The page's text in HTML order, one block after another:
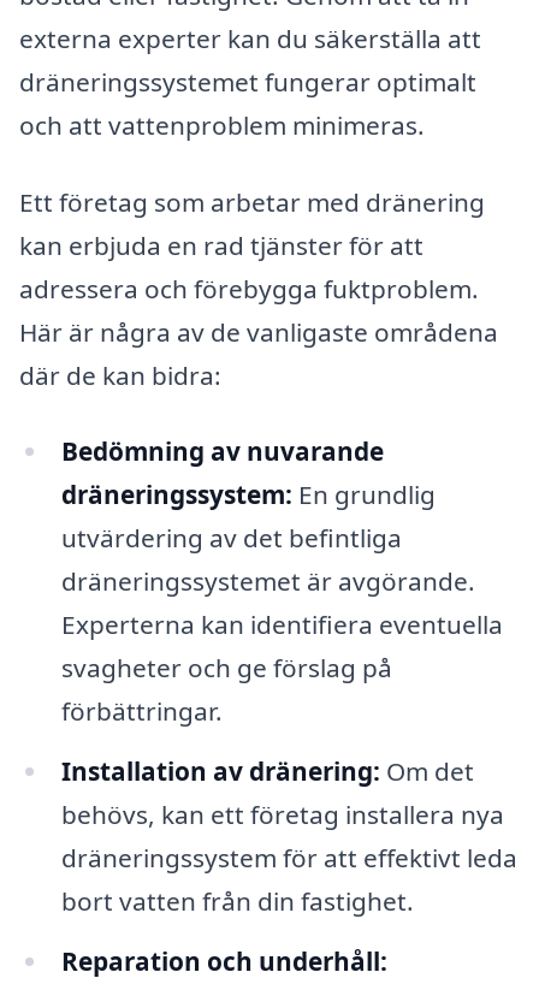
externa experter kan du säkerställa att
dräneringssystemet fungerar optimalt
och att vattenproblem minimeras.
Ett företag som arbetar med dränering
kan erbjuda en rad tjänster för att
adressera och förebygga fuktproblem.
Här är några av de vanligaste områdena
där de kan bidra:
Bedömning av nuvarande
dräneringssystem: En grundlig
utvärdering av det befintliga
dräneringssystemet är avgörande.
Experterna kan identifiera eventuella
svagheter och ge förslag på
förbättringar.
Installation av dränering: Om det
behövs, kan ett företag installera nya
dräneringssystem för att effektivt leda
bort vatten från din fastighet.
Reparation och underhåll: